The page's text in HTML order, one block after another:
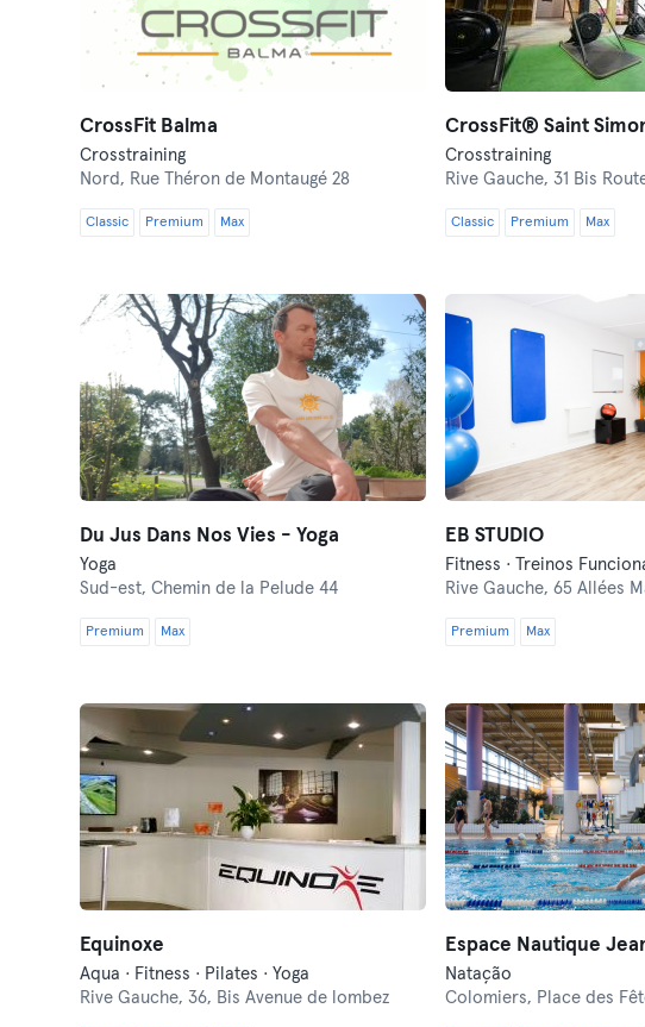
CrossFit Balma
Crosstraining
Nord, Rue Théron de Montaugé 28
Classic Premium Max
CrossFit® Saint
Crosstraining
Rive Gauche, 31 Bis
Classic Premium Max
Du Jus Dans Nos Vies - Yoga
Yoga
Sud-est,Chemin de la Pelude 44
Premium Max
EB STUDIO
Fitness · Treinos
Rive Gauche, 65 Allées
Premium Max
Equinoxe
Aqua · Fitness · Pilates · Yoga
Rive Gauche,36, Bis Avenue de lombez
Espace Nautique
Natação
Colomiers, Place des